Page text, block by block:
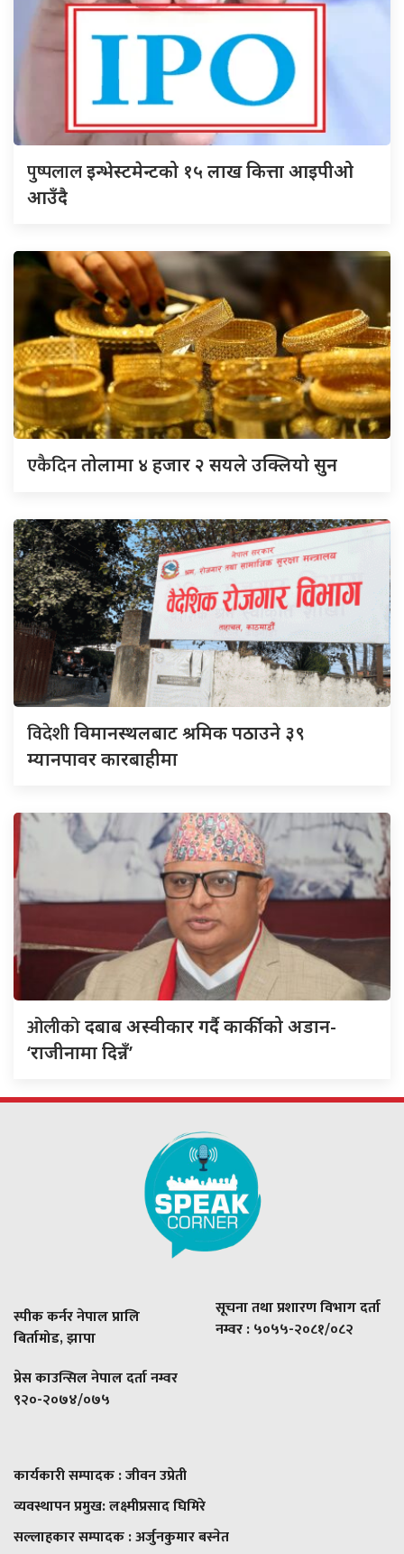
पुष्पलालइन्भेस्टमेन्टको १५ लाख कित्ता आइपीओ
आउँदै
एकैदिनतोलामा ४ हजार २ सयले उक्लियो सुन
विदेशीविमानस्थलबाट श्रमिक पठाउने ३९
म्यानपावर कारबाहीमा
ओलीकोदबाब अस्वीकार गर्दै कार्कीको अडान-
‘राजीनामा दिन्नँ’
स्पीक कर्नर नेपाल प्रालि
बिर्तामोड, झापा
प्रेस काउन्सिल नेपाल दर्ता नम्वर
९२०-२०७४/०७५
सूचना तथा प्रशारण विभाग दर्ता
नम्वर : ५०५५-२०८१/०८२
कार्यकारी सम्पादक : जीवन उप्रेती
व्यवस्थापन प्रमुख:लक्ष्मीप्रसाद घिमिरे
सल्लाहकार सम्पादक : अर्जुनकुमार बस्नेत